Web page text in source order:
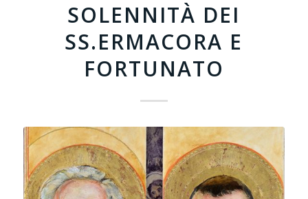
SOLENNITÀ DEI
SS.ERMACORA E
FORTUNATO